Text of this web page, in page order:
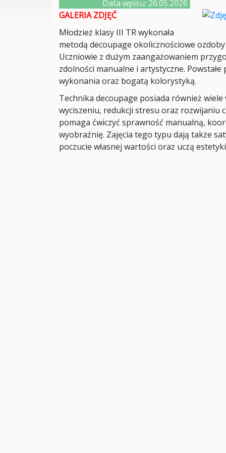
Data wpisu: 26.05.2026
GALERIA ZDJĘĆ
Młodzież klasy III TR wykonała
metodą decoupage okolicznościowe
Uczniowie z dużym zaangażowaniem
zdolności manualne i artystyczne.
wykonania oraz bogatą kolorystyką.
Technika decoupage posiada również
wyciszeniu, redukcji stresu oraz rozwijaniu
pomaga ćwiczyć sprawność manualną,
wyobraźnię. Zajęcia tego typu dają także
poczucie własnej wartości oraz uczą